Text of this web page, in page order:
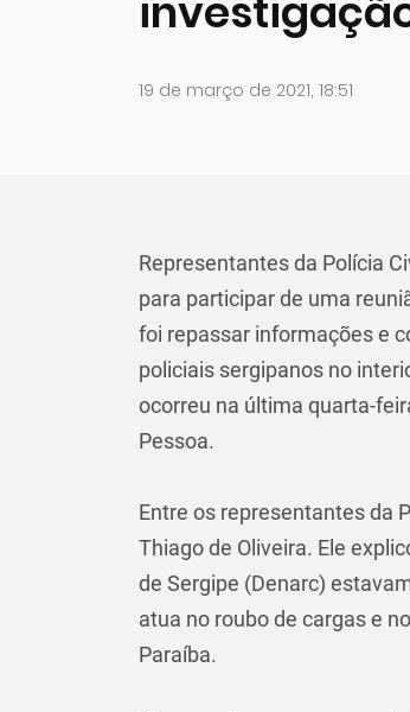
19 de março de 2021, 18:51
Representantes da Polícia
para participar de uma
foi repassar informações e
policiais sergipanos no
ocorreu na última quarta-
Pessoa.
Entre os representantes da
Thiago de Oliveira. Ele
de Sergipe (Denarc)
atua no roubo de cargas e
Paraíba.